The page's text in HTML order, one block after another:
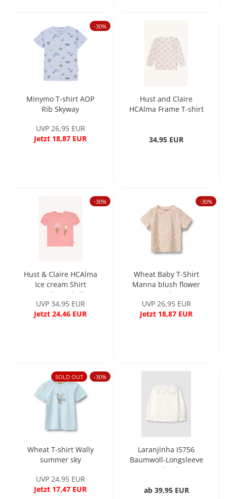
-30%
Minymo T-shirt AOP
Rib Skyway
UVP 26,95 EUR
Jetzt 18,87 EUR
Hust and Claire
HCAlma Frame T-shirt
34,95 EUR
-30%
Hust & Claire HCAlma
Ice cream Shirt
Stocking Shell
UVP 34,95 EUR
Jetzt 24,46 EUR
-30%
Wheat Baby T-Shirt
Manna blush flower
meadow
UVP 26,95 EUR
Jetzt 18,87 EUR
SOLD OUT -30%
Wheat T-shirt Wally
summer sky
UVP 24,95 EUR
Jetzt 17,47 EUR
Laranjinha I5756
Baumwoll-Longsleeve
mit Rüschenkragen
ab 39,95 EUR